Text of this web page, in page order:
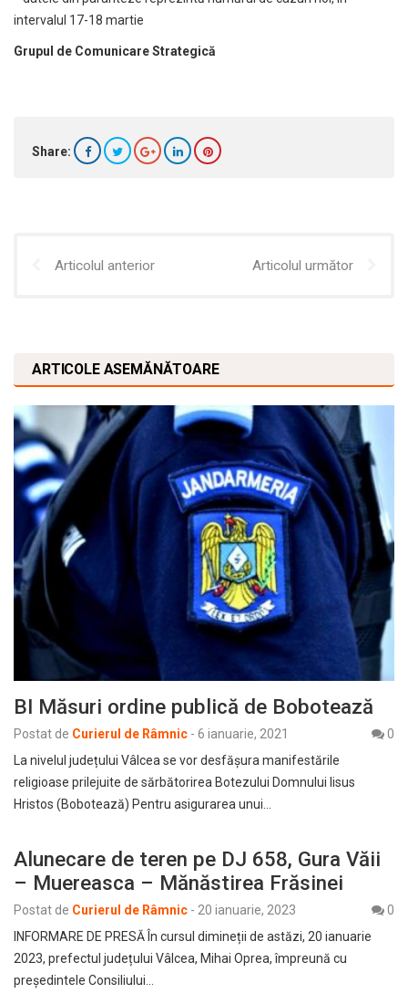
intervalul 17-18 martie
Grupul de Comunicare Strategică
Share:
Articolul anterior Articolul următor
ARTICOLE ASEMĂNĂTOARE
BI Măsuri ordine publică de Bobotează
Postat de Curierul de Râmnic - 6 ianuarie, 2021
0
La nivelul județului Vâlcea se vor desfășura manifestările
religioase prilejuite de sărbătorirea Botezului Domnului Iisus
Hristos (Bobotează) Pentru asigurarea unui…
Alunecare de teren pe DJ 658, Gura Văii
– Muereasca – Mănăstirea Frăsinei
Postat de Curierul de Râmnic - 20 ianuarie, 2023
0
INFORMARE DE PRESĂ În cursul dimineții de astăzi, 20 ianuarie
2023, prefectul județului Vâlcea, Mihai Oprea, împreună cu
președintele Consiliului…